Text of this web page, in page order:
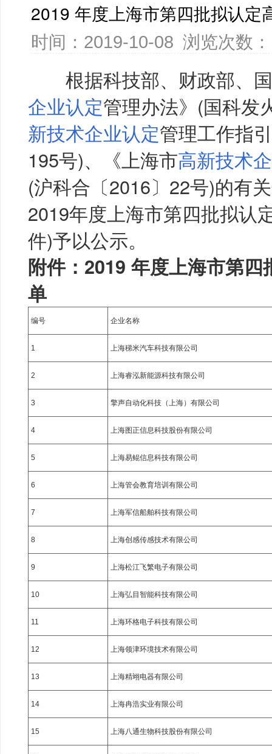
2019 年度上海市第四批拟认定
时间：2019-10-08 浏览次数：
根据科技部、财政部、国
企业认定管理办法》(国科发
新技术企业认定管理工作指
195号)、《上海市高新技术
(沪科合〔2016〕22号)的有
2019年度上海市第四批拟认
件)予以公示。
附件：2019 年度上海市第
单
编号 企业名称
1 上海稊米汽车科技有限公司
2 上海睿泓新能源科技有限公司
3 擎声自动化科技（上海）有限公司
4 上海图正信息科技股份有限公司
5 上海易鲲信息科技有限公司
6 上海管会教育培训有限公司
7 上海军信船舶科技有限公司
8 上海创感传感技术有限公司
9 上海松江飞繁电子有限公司
10 上海弘目智能科技有限公司
11 上海环格电子科技有限公司
12 上海领津环境技术有限公司
13 上海精翊电器有限公司
14 上海冉浩实业有限公司
15 上海八通生物科技股份有限公司